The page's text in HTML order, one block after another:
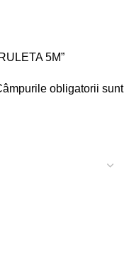
5M”
obligatorii sunt